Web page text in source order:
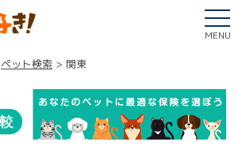
MENU
ペット検索 関東